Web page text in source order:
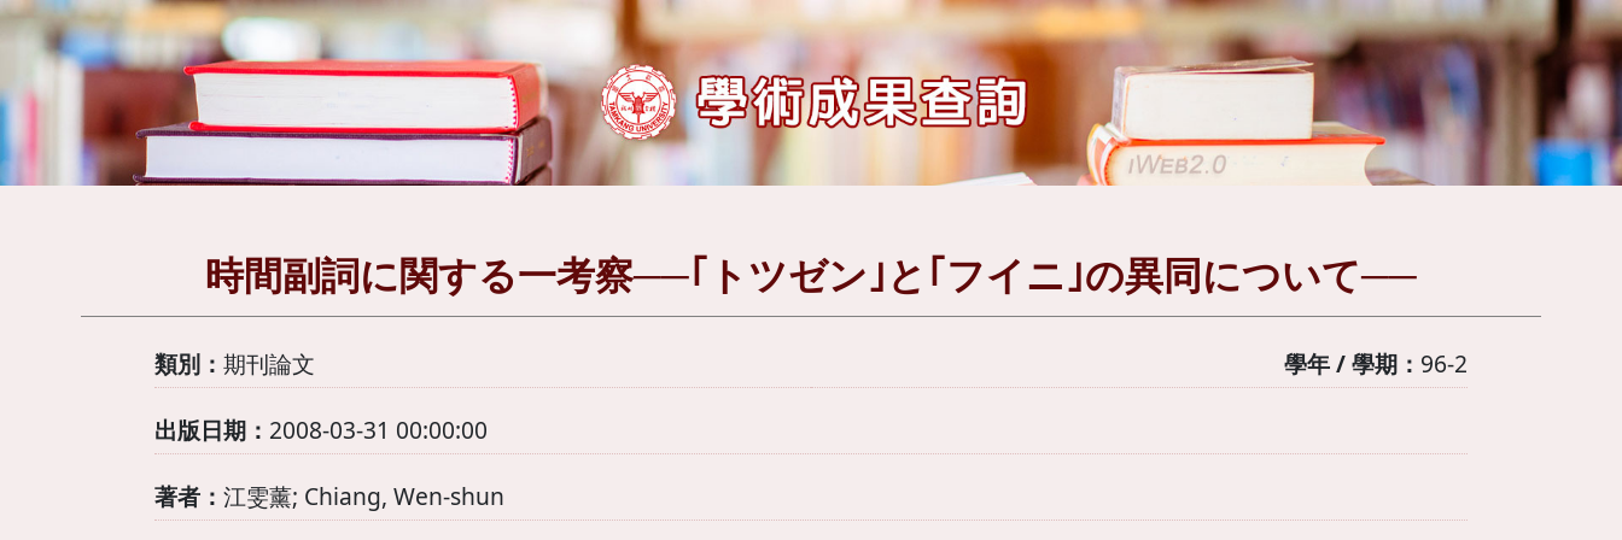
時間副詞に関する一考察──｢トツゼン｣と｢フイニ｣の異同について──
類別： 期刊論文 學年 / 學期： 96-2
出版日期： 2008-03-31 00:00:00
著者： 江雯薰; Chiang, Wen-shun